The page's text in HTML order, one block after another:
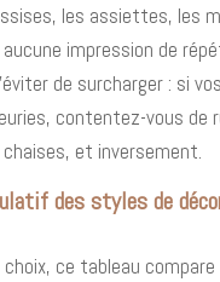
les assiettes, les
impression de
de surcharger : si
contentez-vous de
et inversement.
des styles de
ce tableau compare